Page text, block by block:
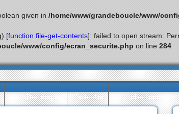
given in /home/www/grandeboucle/www/
[function.file-get-contents]: failed to open stream:
www/config/ecran_securite.php on line 284
Les villes étapes L’actualité Les collectionneurs